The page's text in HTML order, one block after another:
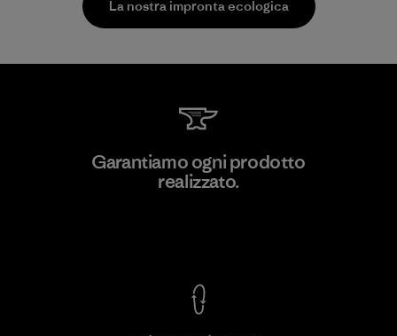
Toray International, Inc.
La nostra impronta ecologica
Garantiamo ogni prodotto
realizzato.